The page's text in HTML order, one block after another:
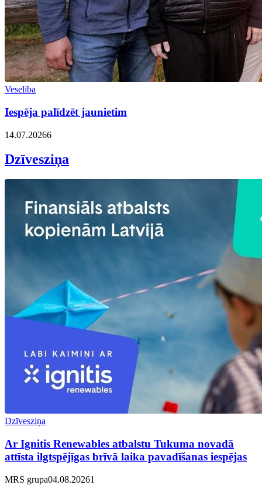
Veselība
Iespēja palīdzēt jaunietim
14.07.20266
Dzīvesziņa
Dzīvesziņa
Ar Ignitis Renewables atbalstu Tukuma novadā
attīsta ilgtspējīgas brīvā laika pavadīšanas iespējas
MRS grupa04.08.20261